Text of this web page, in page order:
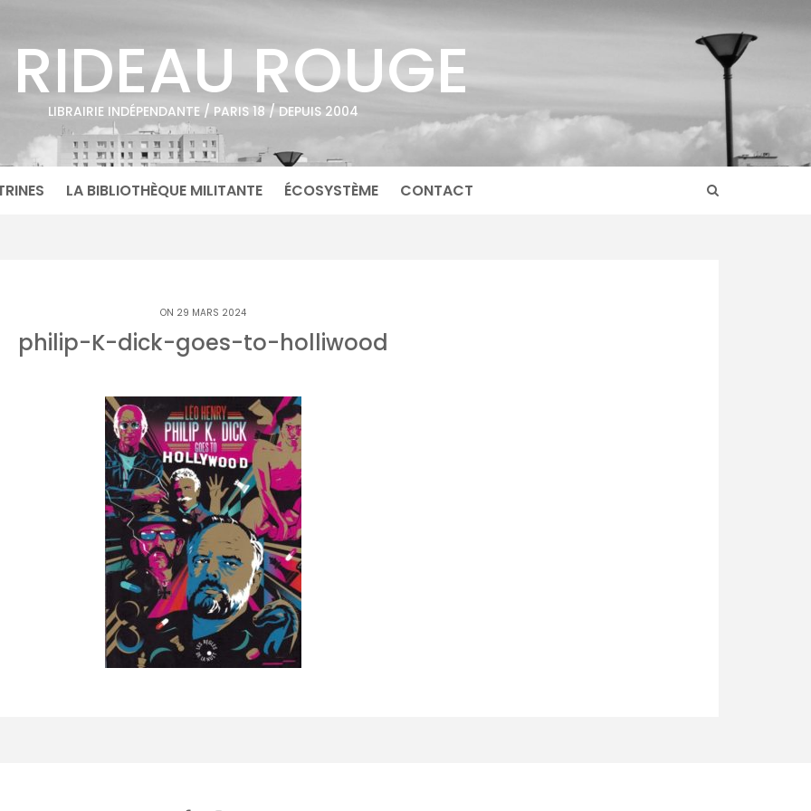
RIDEAU ROUGE
LIBRAIRIE INDÉPENDANTE / PARIS 18 / DEPUIS 2004
LA BIBLIOTHÈQUE MILITANTE ÉCOSYSTÈME CONTACT
ON 29 MARS 2024
philip-K-dick-goes-to-holliwood